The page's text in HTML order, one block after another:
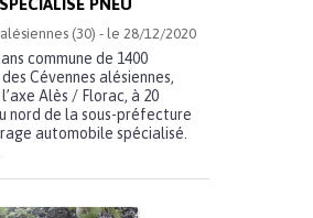
PNEU
(30) - le 28/12/2020
commune de 1400
Cévennes alésiennes,
Alès / Florac, à 20
nord de la sous-préfecture
automobile spécialisé.